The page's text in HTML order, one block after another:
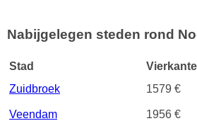
Nabijgelegen steden rond
Stad
Zuidbroek
1579 €
Veendam 1956 €